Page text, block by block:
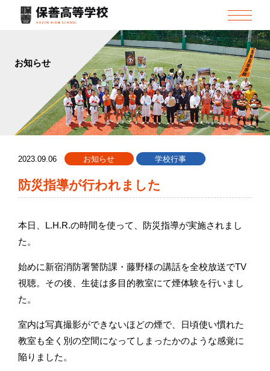
お知らせ
2023.09.06 お知らせ 学校行事
防災指導が行われました
本日、L.H.R.の時間を使って、防災指導が実施されまし
た。
始めに新宿消防署警防課・藤野様の講話を全校放送でTV
視聴。その後、生徒は多目的教室にて煙体験を行いまし
た。
室内は写真撮影ができないほどの煙で、日頃使い慣れた
教室も全く別の空間になってしまったかのような感覚に
陥りました。